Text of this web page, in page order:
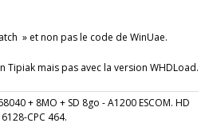
» et non pas le code de WinUae.
Tipiak mais pas avec la version WHDLoad.
+ 8MO + SD 8go - A1200 ESCOM. HD
CPC 464.